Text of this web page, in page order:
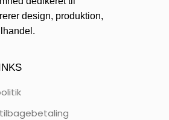
design, produktion,